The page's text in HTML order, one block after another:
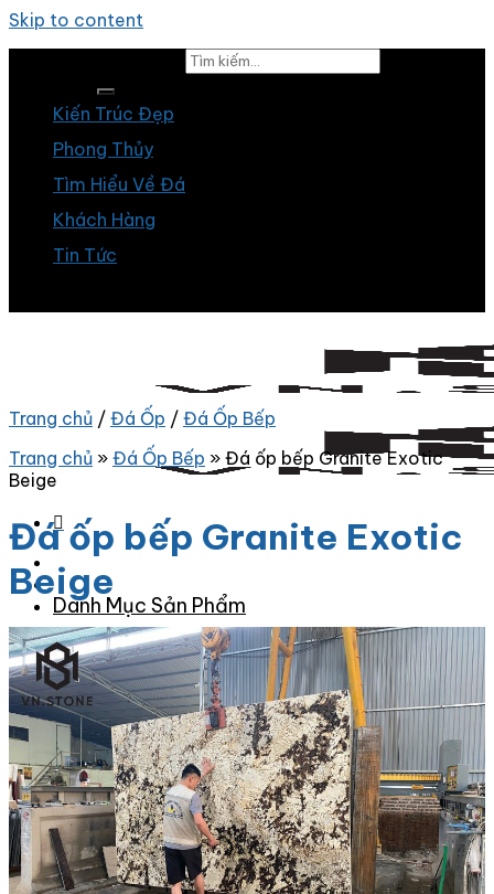
Skip to content
Kiến Trúc Đẹp
Phong Thủy
Tìm Hiểu Về Đá
Khách Hàng
Tin Tức
Danh Mục Sản Phẩm
Đá Granite
Đá Granite Màu Vàng
Đá Granite Màu Xám
Đá Granite Màu Đen
Đá Granite Màu Xanh
Đá Granite Màu Nâu
Trang chủ / Đá Ốp / Đá Ốp Bếp
Trang chủ » Đá Ốp Bếp » Đá ốp bếp Granite Exotic
Beige
Đá ốp bếp Granite Exotic
Beige